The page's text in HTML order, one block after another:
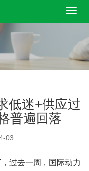
低迷+供应过
普遍回落
03
过去一周，国际动力